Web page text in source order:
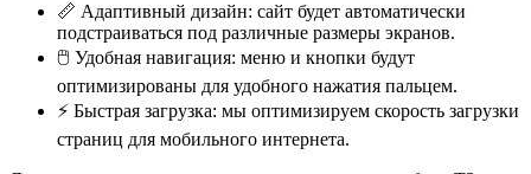
📏 Адаптивный дизайн: сайт будет автоматически
подстраиваться под различные размеры экранов.
🖱️ Удобная навигация: меню и кнопки будут
оптимизированы для удобного нажатия пальцем.
⚡ Быстрая загрузка: мы оптимизируем скорость загрузки
страниц для мобильного интернета.